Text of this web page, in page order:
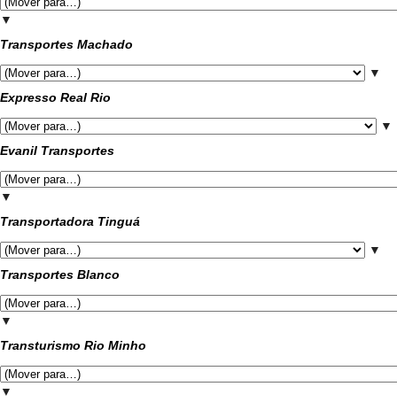
▼
Transportes Machado
▼
Expresso Real Rio
▼
Evanil Transportes
▼
Transportadora Tinguá
▼
Transportes Blanco
▼
Transturismo Rio Minho
▼